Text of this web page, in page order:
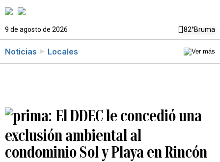
9 de agosto de 2026 82°Bruma
Noticias Locales
El DDEC le concedió una
exclusión ambiental al
condominio Sol y Playa en Rincón